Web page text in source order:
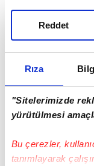
Rıza
"Sitelerimizde
yürütülmesi
Bu çerezler,
tanımlayarak
Reddet
İklim
karbon
toplumların
hale
Holding
Yaşar, "İklim
arttığı bir
güvencesine